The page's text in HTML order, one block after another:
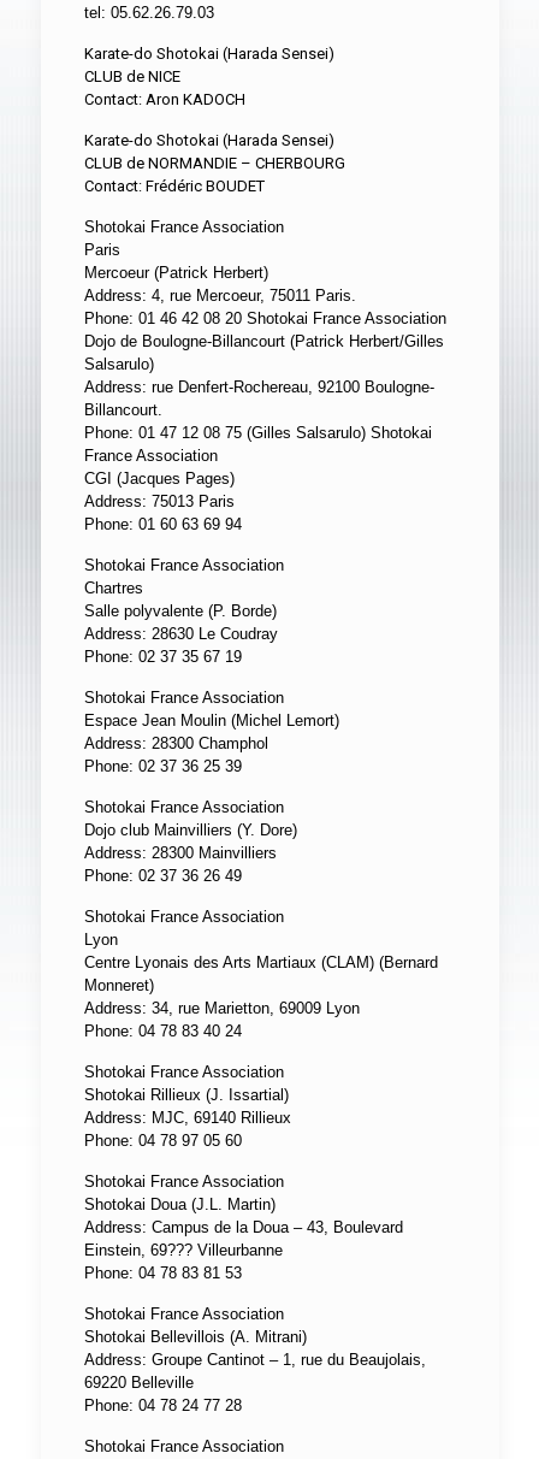
tel: 05.62.26.79.03
Karate-do Shotokai (Harada Sensei)
CLUB de NICE
Contact: Aron KADOCH
Karate-do Shotokai (Harada Sensei)
CLUB de NORMANDIE – CHERBOURG
Contact: Frédéric BOUDET
Shotokai France Association
Paris
Mercoeur (Patrick Herbert)
Address: 4, rue Mercoeur, 75011 Paris.
Phone: 01 46 42 08 20 Shotokai France Association
Dojo de Boulogne-Billancourt (Patrick Herbert/Gilles
Salsarulo)
Address: rue Denfert-Rochereau, 92100 Boulogne-
Billancourt.
Phone: 01 47 12 08 75 (Gilles Salsarulo) Shotokai
France Association
CGI (Jacques Pages)
Address: 75013 Paris
Phone: 01 60 63 69 94
Shotokai France Association
Chartres
Salle polyvalente (P. Borde)
Address: 28630 Le Coudray
Phone: 02 37 35 67 19
Shotokai France Association
Espace Jean Moulin (Michel Lemort)
Address: 28300 Champhol
Phone: 02 37 36 25 39
Shotokai France Association
Dojo club Mainvilliers (Y. Dore)
Address: 28300 Mainvilliers
Phone: 02 37 36 26 49
Shotokai France Association
Lyon
Centre Lyonais des Arts Martiaux (CLAM) (Bernard
Monneret)
Address: 34, rue Marietton, 69009 Lyon
Phone: 04 78 83 40 24
Shotokai France Association
Shotokai Rillieux (J. Issartial)
Address: MJC, 69140 Rillieux
Phone: 04 78 97 05 60
Shotokai France Association
Shotokai Doua (J.L. Martin)
Address: Campus de la Doua – 43, Boulevard
Einstein, 69??? Villeurbanne
Phone: 04 78 83 81 53
Shotokai France Association
Shotokai Bellevillois (A. Mitrani)
Address: Groupe Cantinot – 1, rue du Beaujolais,
69220 Belleville
Phone: 04 78 24 77 28
Shotokai France Association